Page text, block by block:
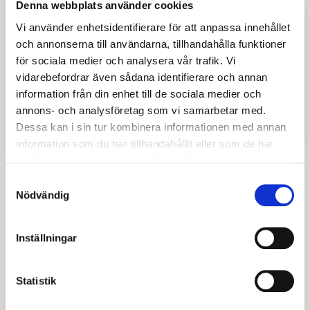
Denna webbplats använder cookies
Vi använder enhetsidentifierare för att anpassa innehållet
och annonserna till användarna, tillhandahålla funktioner
för sociala medier och analysera vår trafik. Vi
vidarebefordrar även sådana identifierare och annan
information från din enhet till de sociala medier och
annons- och analysföretag som vi samarbetar med.
Dessa kan i sin tur kombinera informationen med annan
information som du har tillhandahållit eller som de har
Nödvändig
Inställningar
Statistik
Tävlingsidrott Bollspel, nivå 1, 100p
Tävlingsidrott Padel, nivå 1, 100p
Ungdomskunskap, nivå 1, 100p
Särskilda antagningsunderlag
program på Karlfeldtgymnasiet
Ansökan till nationellt